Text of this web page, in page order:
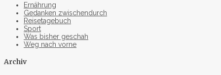
Ernährung
Gedanken zwischendurch
Reisetagebuch
Sport
Was bisher geschah
Weg nach vorne
Archiv